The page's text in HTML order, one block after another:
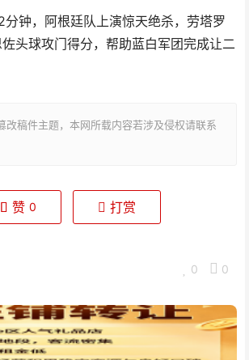
钟，阿根廷队上演惊天绝杀，劳塔罗
头球攻门得分，帮助蓝白军团完成让二
改稿件主题，本网所载内容若涉及侵权请联系
赞 0 打赏
0 0